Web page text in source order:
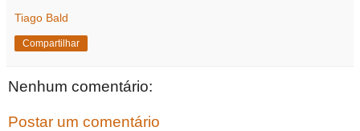
Tiago Bald
Compartilhar
Nenhum comentário:
Postar um comentário